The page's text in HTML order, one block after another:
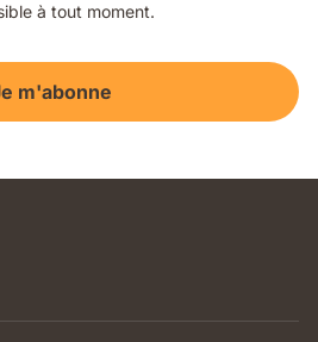
à tout moment.
m'abonne